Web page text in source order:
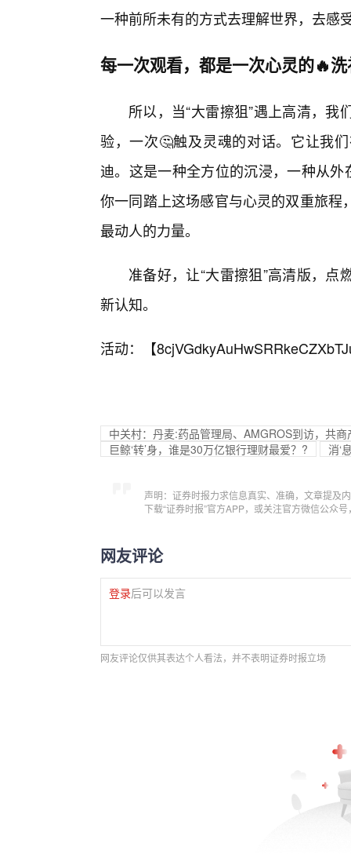
一种前所未有的方式去理解世界，去感
每一次观看，都是一次心灵的🔥
所以，当“大雷擦狙”遇上高清，
验，一次🤔触及灵魂的对话。它让我
迪。这是一种全方位的沉浸，一种从
你一同踏上这场感官与心灵的双重旅
最动人的力量。
准备好，让“大雷擦狙”高清版，
新认知。
活动：【
中关村：丹麦:药品管理局、AMGROS到访，共
巨鲸‘转’身，谁是30万亿银行理财最爱？?
消‘
声明：证券时报力求信息真实、准确，文章提及
下载“证券时报”官方APP，或关注官方微信公众
网友评论
登录后可以发言
网友评论仅供其表达个人看法，并不表明证券时报立场